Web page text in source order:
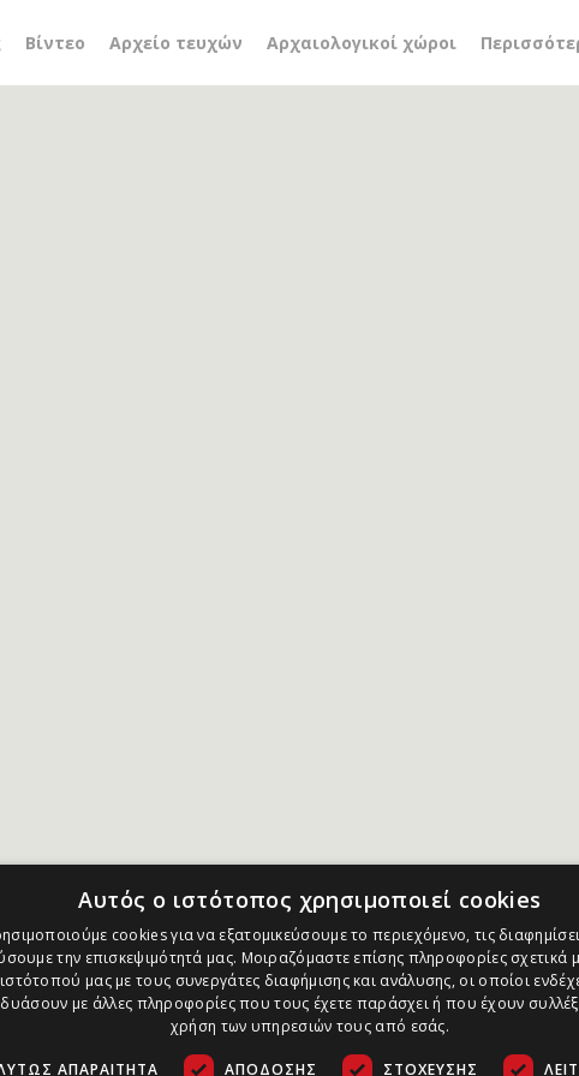
Βίντεο Αρχείο τευχών Αρχαιολογικοί χώροι
Αυτός ο ιστότοπος χρησιμοποιεί cookies
cookies για να εξατομικεύσουμε το περιεχόμενο, τις
την επισκεψιμότητά μας. Μοιραζόμαστε επίσης πληροφορίες σχετικά
μας με τους συνεργάτες διαφήμισης και ανάλυσης, οι οποίοι
με άλλες πληροφορίες που τους έχετε παράσχει ή που έχουν
χρήση των υπηρεσιών τους από εσάς.
ΑΠΑΡΑΊΤΗΤΑ ΑΠΌΔΟΣΗΣ ΣΤΌΧΕΥΣΗΣ